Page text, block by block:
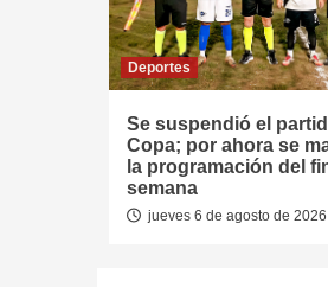
Deportes
Se suspendió el
Copa; por ahora se
la programación del
semana
jueves 6 de agosto de 2026